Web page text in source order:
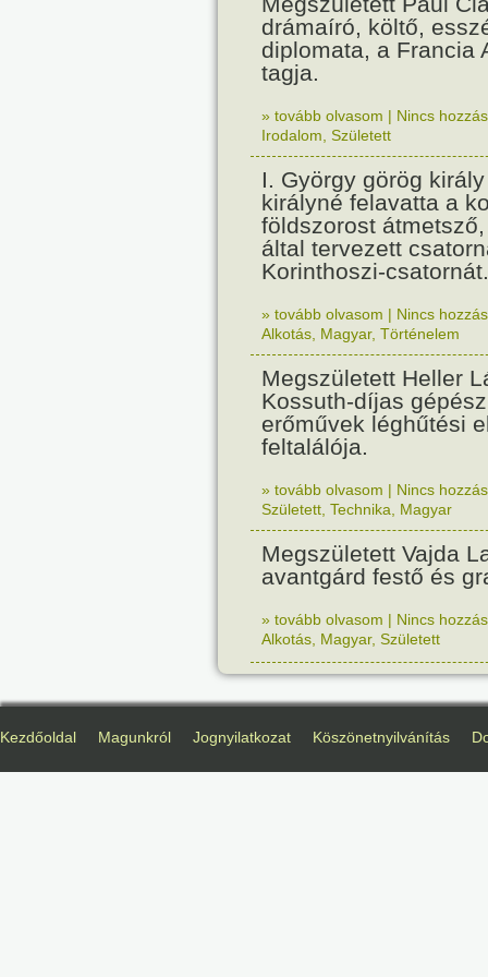
drámaíró, költő,
diplomata, a Francia
tagja.
» tovább olvasom | Nincs
Irodalom Született
I. György görög
királyné felavatta a
földszorost
által tervezett
Korinthoszi-csatornát.
» tovább olvasom | Nincs
Alkotás Magyar, Történelem
Megszületett Heller
Kossuth-díjas
erőművek léghűtési
feltalálója.
» tovább olvasom | Nincs
Született Technika Magyar
Megszületett Vajda
avantgárd festő és
» tovább olvasom | Nincs
Alkotás Magyar, Született
Kezdőoldal Magunkról Jognyilatkozat Köszönetnyilvánítás